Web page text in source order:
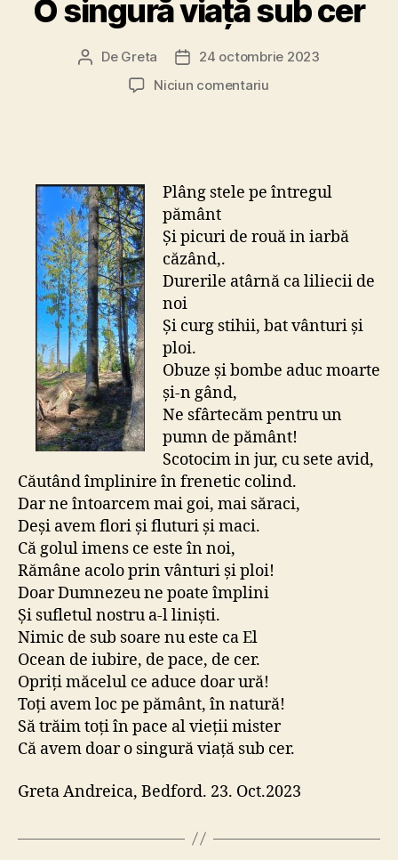
O singură viață sub cer
Autor
De Greta
Dată24 octombrie 2023
Niciun comentariula
cer
Plâng stele pe întregul
pământ
Și picuri de rouă in iarbă
căzând,.
Durerile atârnă ca liliecii de
noi
Și curg stihii, bat vânturi și
ploi.
Obuze și bombe aduc moarte
și-n gând,
Ne sfârtecăm pentru un
pumn de pământ!
Scotocim in jur, cu sete avid,
Căutând împlinire în frenetic colind.
Dar ne întoarcem mai goi, mai săraci,
Deși avem flori și fluturi și maci.
Că golul imens ce este în noi,
Rămâne acolo prin vânturi și ploi!
Doar Dumnezeu ne poate împlini
Și sufletul nostru a-l liniști.
Nimic de sub soare nu este ca El
Ocean de iubire, de pace, de cer.
Opriți măcelul ce aduce doar ură!
Toți avem loc pe pământ, în natură!
Să trăim toți în pace al vieții mister
Că avem doar o singură viață sub cer.
Greta Andreica, Bedford. 23. Oct.2023